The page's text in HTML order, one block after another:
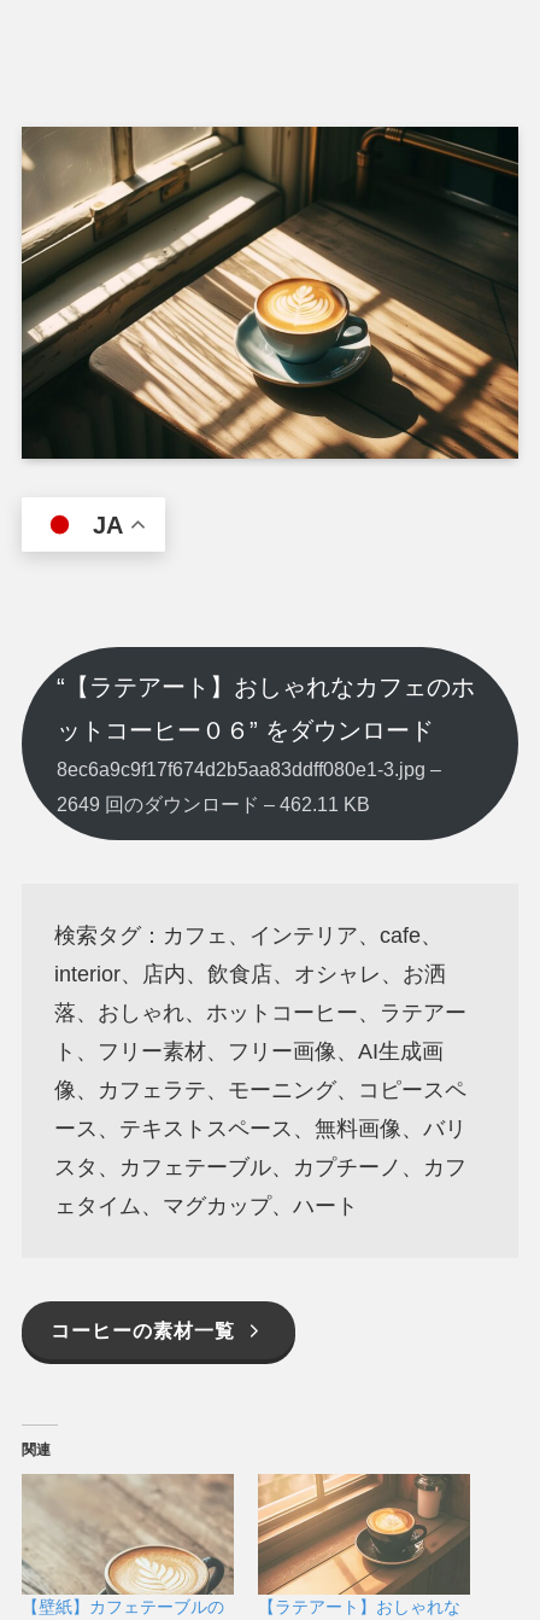
JA
“【ラテアート】おしゃれなカフェのホ
ットコーヒー０６” をダウンロード
8ec6a9c9f17f674d2b5aa83ddff080e1-3.jpg –
2649 回のダウンロード – 462.11 KB
検索タグ：カフェ、インテリア、cafe、
interior、店内、飲食店、オシャレ、お洒
落、おしゃれ、ホットコーヒー、ラテアー
ト、フリー素材、フリー画像、AI生成画
像、カフェラテ、モーニング、コピースペ
ース、テキストスペース、無料画像、バリ
スタ、カフェテーブル、カプチーノ、カフ
ェタイム、マグカップ、ハート
コーヒーの素材一覧
関連
【壁紙】カフェテーブルの
【ラテアート】おしゃれな